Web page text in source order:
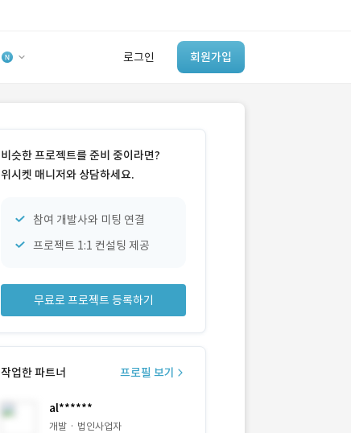
로그인 회원가입
‘이런 거’ 만들어본
개발 회사 있어?
비슷한 프로젝트를 준비 중이라면?
위시켓 매니저와 상담하세요.
참여 개발사와 미팅 연결
프로젝트 1:1 컨설팅 제공
무료로 프로젝트 등록하기
작업한 파트너 프로필 보기
al******
개발 · 법인사업자